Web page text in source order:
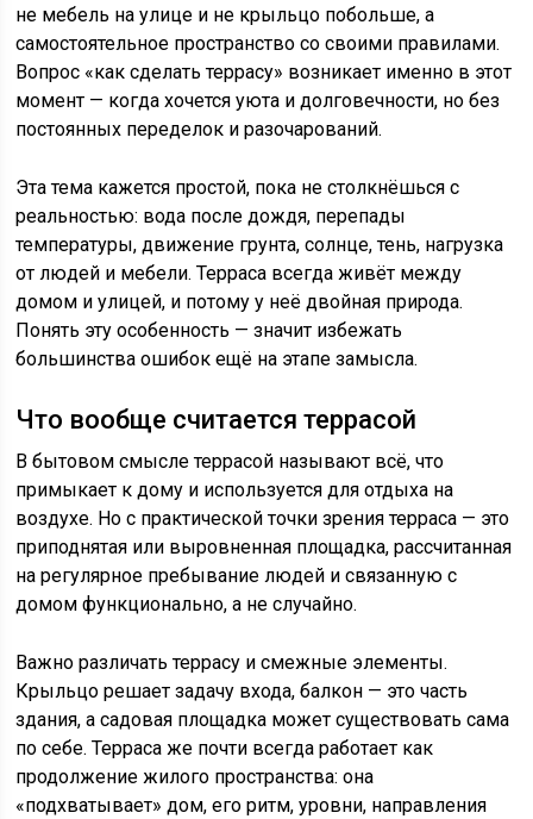
не мебель на улице и не крыльцо побольше, а
самостоятельное пространство со своими правилами.
Вопрос «как сделать террасу» возникает именно в этот
момент — когда хочется уюта и долговечности, но без
постоянных переделок и разочарований.
Эта тема кажется простой, пока не столкнёшься с
реальностью: вода после дождя, перепады
температуры, движение грунта, солнце, тень, нагрузка
от людей и мебели. Терраса всегда живёт между
домом и улицей, и потому у неё двойная природа.
Понять эту особенность — значит избежать
большинства ошибок ещё на этапе замысла.
Что вообще считается террасой
В бытовом смысле террасой называют всё, что
примыкает к дому и используется для отдыха на
воздухе. Но с практической точки зрения терраса — это
приподнятая или выровненная площадка, рассчитанная
на регулярное пребывание людей и связанную с
домом функционально, а не случайно.
Важно различать террасу и смежные элементы.
Крыльцо решает задачу входа, балкон — это часть
здания, а садовая площадка может существовать сама
по себе. Терраса же почти всегда работает как
продолжение жилого пространства: она
«подхватывает» дом, его ритм, уровни, направления